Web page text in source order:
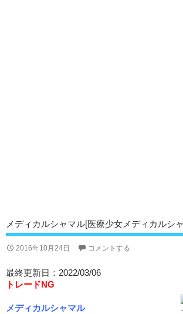
メディカルシャマル[医療少女メディカルシ
2016年10月24日 コメントする
最終更新日：2022/03/06
トレードNG
メディカルシャマル